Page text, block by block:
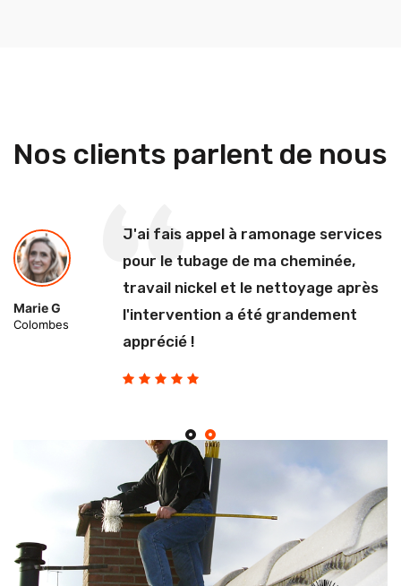
Nos clients parlent de nous
Marie G
Colombes
J'ai fais appel à ramonage services
pour le tubage de ma cheminée,
travail nickel et le nettoyage après
l'intervention a été grandement
apprécié !